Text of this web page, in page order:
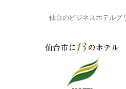
仙台のビジネスホテルグ